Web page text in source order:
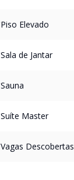
Piso Elevado
Sala de Jantar
Sauna
Suíte Master
Vagas Descobertas